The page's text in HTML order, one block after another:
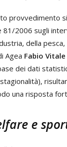
provvedimento
81/2006 sugli
della
Agea Fabio Vitale
dei dati
una risposta
e